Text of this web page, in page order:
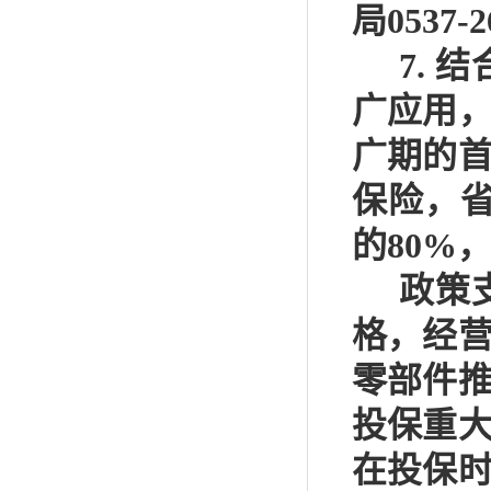
局0537-
7. 结
广应用
广期的
保险，
的80%
政策
格，经
零部件
投保重
在投保